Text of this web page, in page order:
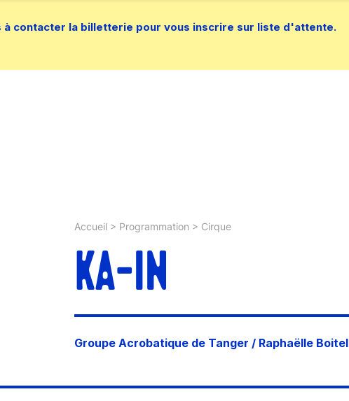
à contacter la billetterie pour vous inscrire sur liste d'attente.
Accueil > Programmation > Cirque
KA-IN
Groupe Acrobatique de Tanger / Raphaëlle Boitel